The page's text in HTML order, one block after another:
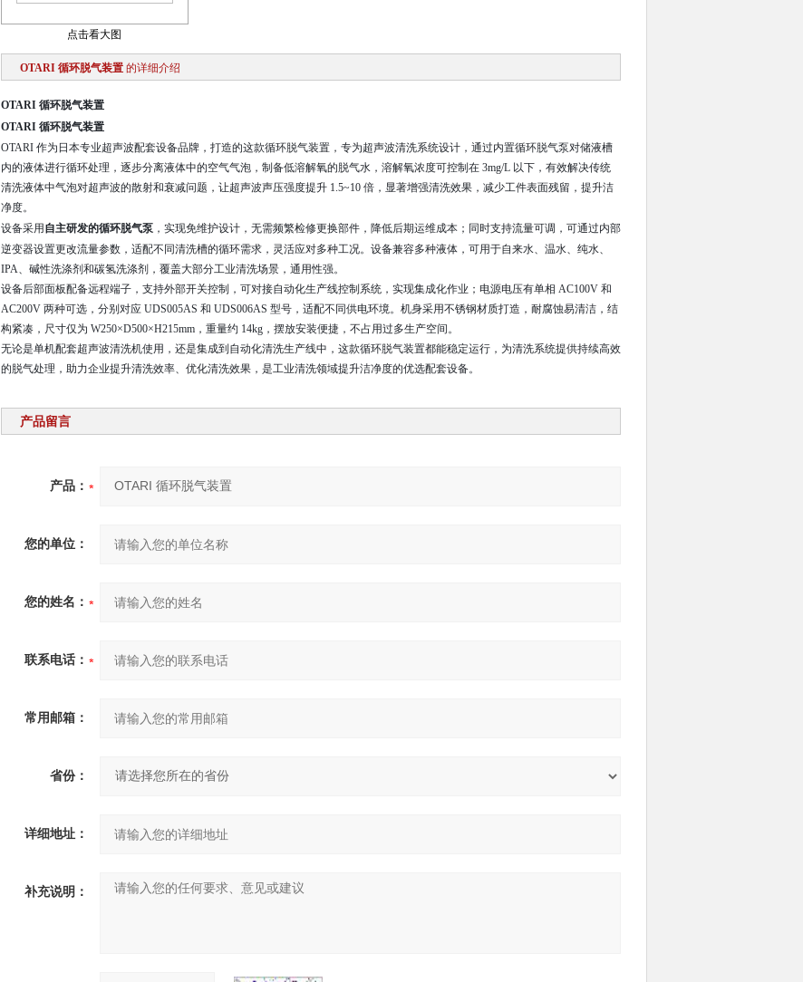
点击看大图
OTARI 循环脱气装置 的详细介绍
OTARI 循环脱气装置
OTARI 循环脱气装置
OTARI 作为日本专业超声波配套设备品牌，打造的这款循环脱气装置，专为超声波清洗系统设计，通过内置循环脱气泵对储液槽
内的液体进行循环处理，逐步分离液体中的空气气泡，制备低溶解氧的脱气水，溶解氧浓度可控制在 3mg/L 以下，有效解决传统
清洗液体中气泡对超声波的散射和衰减问题，让超声波声压强度提升 1.5~10 倍，显著增强清洗效果，减少工件表面残留，提升洁
净度。
设备采用 自主研发的循环脱气泵，实现免维护设计，无需频繁检修更换部件，降低后期运维成本；同时支持流量可调，可通过内部
逆变器设置更改流量参数，适配不同清洗槽的循环需求，灵活应对多种工况。设备兼容多种液体，可用于自来水、温水、纯水、
IPA、碱性洗涤剂和碳氢洗涤剂，覆盖大部分工业清洗场景，通用性强。
设备后部面板配备远程端子，支持外部开关控制，可对接自动化生产线控制系统，实现集成化作业；电源电压有单相 AC100V 和
AC200V 两种可选，分别对应 UDS005AS 和 UDS006AS 型号，适配不同供电环境。机身采用不锈钢材质打造，耐腐蚀易清洁，结
构紧凑，尺寸仅为 W250×D500×H215mm，重量约 14kg，摆放安装便捷，不占用过多生产空间。
无论是单机配套超声波清洗机使用，还是集成到自动化清洗生产线中，这款循环脱气装置都能稳定运行，为清洗系统提供持续高效
的脱气处理，助力企业提升清洗效率、优化清洗效果，是工业清洗领域提升洁净度的优选配套设备。
产品留言
产品：
您的单位：
您的姓名：
联系电话：
常用邮箱：
省份：
详细地址：
补充说明：